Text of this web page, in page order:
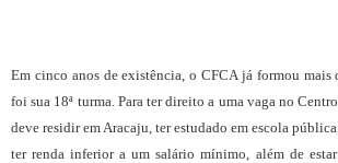
Em cinco anos de existência, o CFCA já formou mais
foi sua 18ª turma. Para ter direito a uma vaga no
deve residir em Aracaju, ter estudado em escola
ter renda inferior a um salário mínimo, além de